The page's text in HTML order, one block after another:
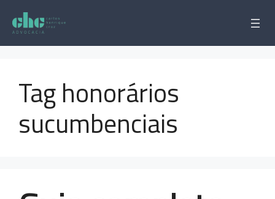
para
conteúdo
Tag honorários
sucumbenciais